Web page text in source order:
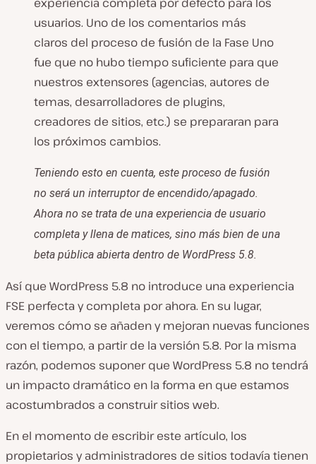
usuarios. Uno de los comentarios más
claros del proceso de fusión de la Fase Uno
fue que no hubo tiempo suficiente para que
nuestros extensores (agencias, autores de
temas, desarrolladores de plugins,
creadores de sitios, etc.) se prepararan para
los próximos cambios.
Teniendo esto en cuenta, este proceso de fusión
no será un interruptor de encendido/apagado.
Ahora no se trata de una experiencia de usuario
completa y llena de matices, sino más bien de una
beta pública abierta dentro de WordPress 5.8.
Así que WordPress 5.8 no introduce una experiencia
FSE perfecta y completa por ahora. En su lugar,
veremos cómo se añaden y mejoran nuevas funciones
con el tiempo, a partir de la versión 5.8. Por la misma
razón, podemos suponer que WordPress 5.8 no tendrá
un impacto dramático en la forma en que estamos
acostumbrados a construir sitios web.
En el momento de escribir este artículo, los
propietarios y administradores de sitios todavía tienen